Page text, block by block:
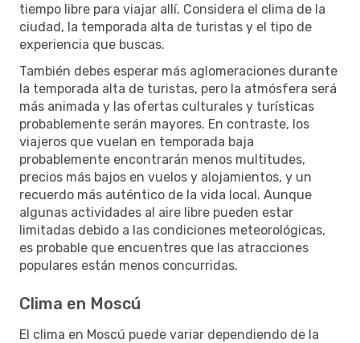
tiempo libre para viajar allí. Considera el clima de la
ciudad, la temporada alta de turistas y el tipo de
experiencia que buscas.
También debes esperar más aglomeraciones durante
la temporada alta de turistas, pero la atmósfera será
más animada y las ofertas culturales y turísticas
probablemente serán mayores. En contraste, los
viajeros que vuelan en temporada baja
probablemente encontrarán menos multitudes,
precios más bajos en vuelos y alojamientos, y un
recuerdo más auténtico de la vida local. Aunque
algunas actividades al aire libre pueden estar
limitadas debido a las condiciones meteorológicas,
es probable que encuentres que las atracciones
populares están menos concurridas.
Clima en Moscú
El clima en Moscú puede variar dependiendo de la